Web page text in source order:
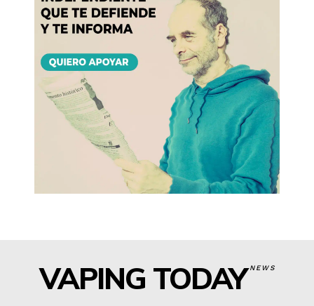
VAPING TODAYNEWS